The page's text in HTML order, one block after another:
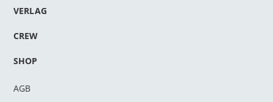
VERLAG
CREW
SHOP
AGB